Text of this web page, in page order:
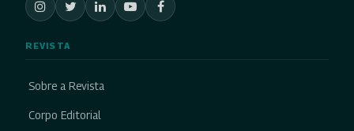
REVISTA
Sobre a Revista
Corpo Editorial